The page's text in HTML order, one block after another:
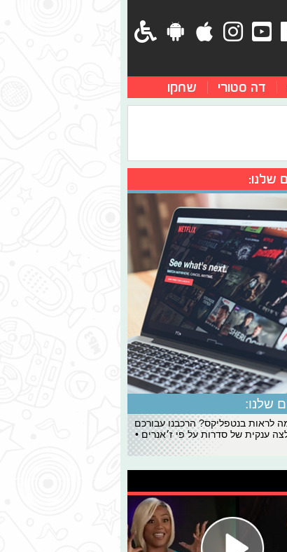
דה סטורי שחקו
שלנו:
שלנו:
לראות בנטפליקס? הרכבנו עבורכם
ענקית של סדרות על פי ז׳אנרים •